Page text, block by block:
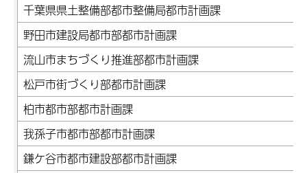
千葉県県土整備部都市整備局都市計画課
野田市建設局都市部都市計画課
流山市まちづくり推進部都市計画課
松戸市街づくり部都市計画課
柏市都市部都市計画課
我孫子市都市部都市計画課
鎌ケ谷市都市建設部都市計画課